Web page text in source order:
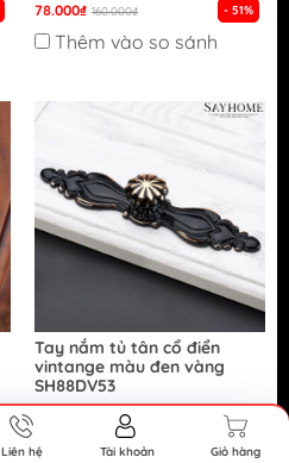
78.000₫ 160.000₫ - 51%
Thêm vào so sánh
Tay nắm tủ tân cổ điển
vintange màu đen vàng
SH88DV53
160.000₫ - 51%
Thêm vào so sánh
Liên hệ Tài khoản Giỏ hàng